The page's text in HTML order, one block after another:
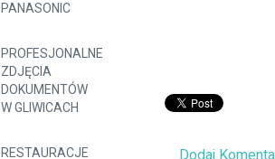
PANASONIC
PROFESJONALNE
ZDJĘCIA
DOKUMENTÓW
W GLIWICACH
RESTAURACJE
Dodaj